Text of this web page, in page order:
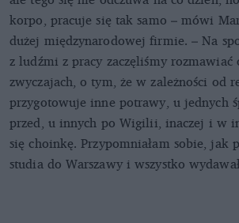
korpo, pracuje się tak samo – mówi
dużej międzynarodowej firmie. – Na
z ludźmi z pracy zaczęliśmy rozmawiać
zwyczajach, o tym, że w zależności od
przygotowuje inne potrawy, u jednych
przed, u innych po Wigilii, inaczej i w
się choinkę. Przypomniałam sobie, jak
studia do Warszawy i wszystko